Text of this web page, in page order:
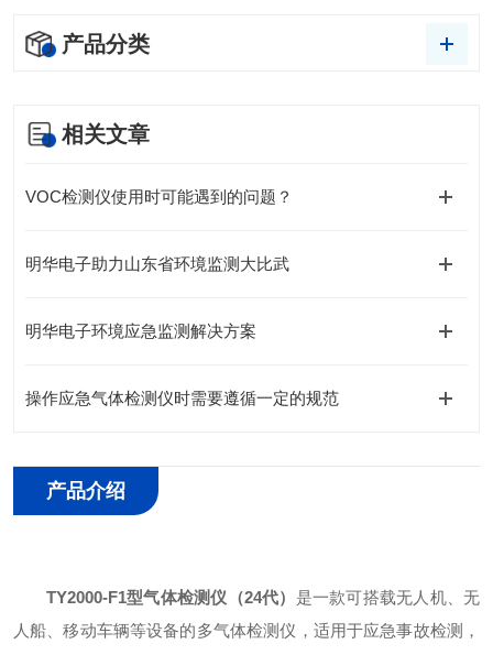
产品分类
相关文章
VOC检测仪使用时可能遇到的问题？
明华电子助力山东省环境监测大比武
明华电子环境应急监测解决方案
操作应急气体检测仪时需要遵循一定的规范
产品介绍
TY2000-F1型气体检测仪（24代） 是一款可搭载无人机、无
人船、移动车辆等设备的多气体检测仪，适用于应急事故检测，